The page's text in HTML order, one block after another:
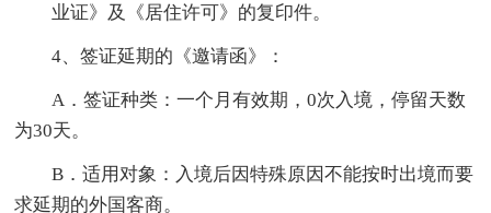
业证》及《居住许可》的复印件。
4、签证延期的《邀请函》：
A．签证种类：一个月有效期，0次入境，停留天数
为30天。
B．适用对象：入境后因特殊原因不能按时出境而要
求延期的外国客商。